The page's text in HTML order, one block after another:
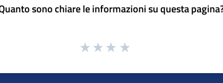
sono chiare le informazioni su questa